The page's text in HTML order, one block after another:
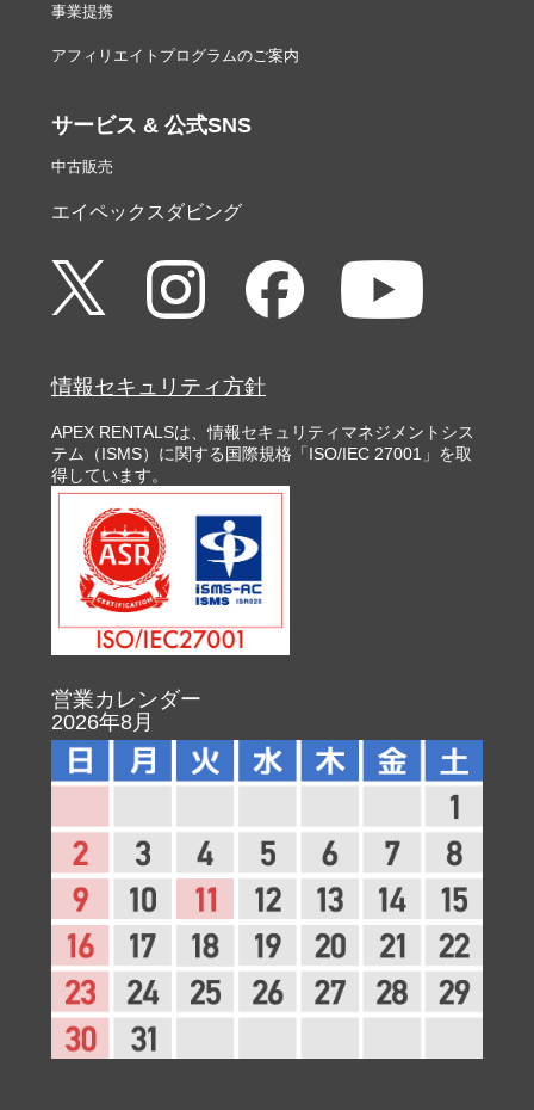
事業提携
アフィリエイトプログラムのご案内
サービス & 公式SNS
中古販売
エイペックスダビング
情報セキュリティ方針
APEX RENTALSは、情報セキュリティマネジメントシス
テム（ISMS）に関する国際規格「ISO/IEC 27001」を取
得しています。
営業カレンダー
2026年8月